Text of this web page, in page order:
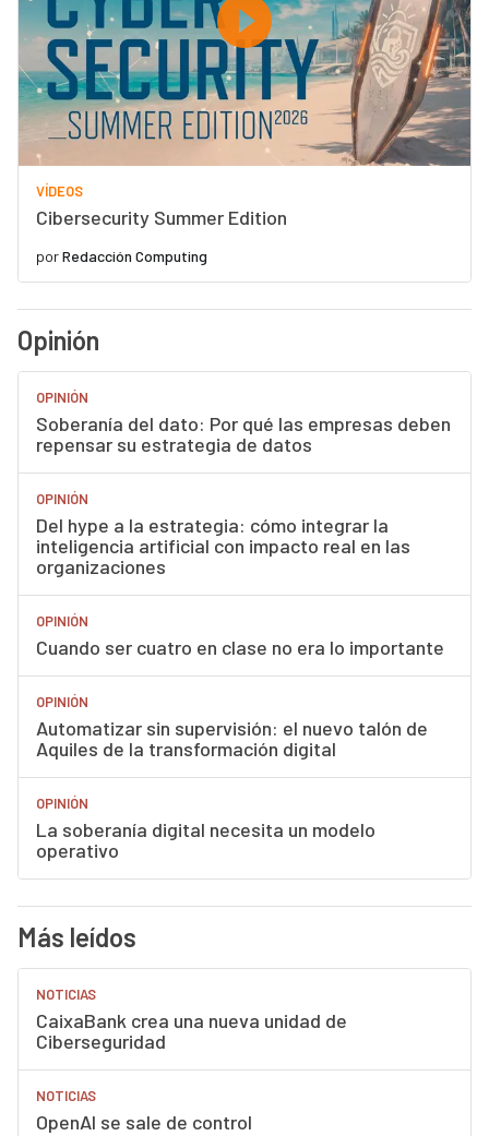
VÍDEOS
Cibersecurity Summer Edition
porRedacción Computing
Opinión
OPINIÓN
Soberanía del dato: Por qué las empresas deben
repensar su estrategia de datos
OPINIÓN
Del hype a la estrategia: cómo integrar la
inteligencia artificial con impacto real en las
organizaciones
OPINIÓN
Cuando ser cuatro en clase no era lo importante
OPINIÓN
Automatizar sin supervisión: el nuevo talón de
Aquiles de la transformación digital
OPINIÓN
La soberanía digital necesita un modelo
operativo
Más leídos
NOTICIAS
CaixaBank crea una nueva unidad de
Ciberseguridad
NOTICIAS
OpenAI se sale de control